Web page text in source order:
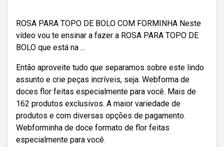
ROSA PARA TOPO DE BOLO COM FORMINHA Neste
vídeo vou te ensinar a fazer a ROSA PARA TOPO DE
BOLO que está na ...
Então aproveite tudo que separamos sobre este lindo
assunto e crie peças incríveis, seja. Webforma de
doces flor feitas especialmente para você. Mais de
162 produtos exclusivos. A maior variedade de
produtos e com diversas opções de pagamento.
Webforminha de doce formato de flor feitas
especialmente para você.